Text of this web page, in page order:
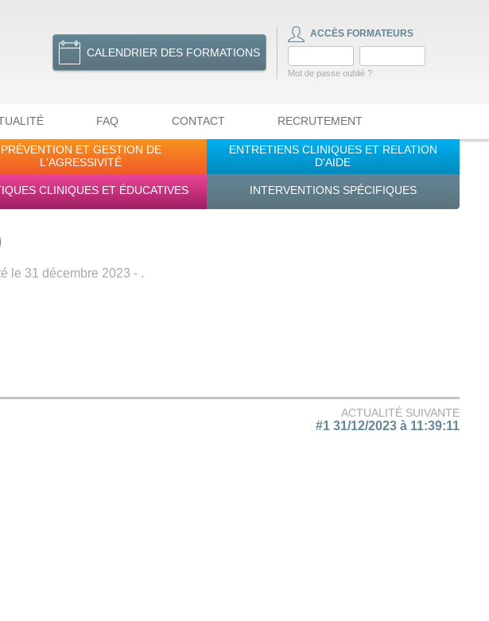
CALENDRIER DES FORMATIONS
ACCÈS FORMATEURS
Mot de passe oublié ?
FAQ CONTACT RECRUTEMENT
PRÉVENTION ET GESTION DE
L'AGRESSIVITÉ
ENTRETIENS CLINIQUES ET RELATION
D'AIDE
CLINIQUES ET ÉDUCATIVES INTERVENTIONS SPÉCIFIQUES
le 31 décembre 2023 - .
ACTUALITÉ SUIVANTE
#1 31/12/2023 à 11:39:11